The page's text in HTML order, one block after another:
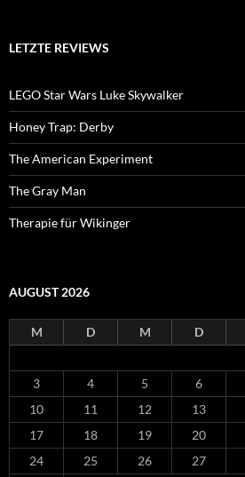
LETZTE REVIEWS
LEGO Star Wars Luke Skywalker
Honey Trap: Derby
The American Experiment
The Gray Man
Therapie für Wikinger
AUGUST 2026
M D M D
3
4 5 6
10
11 12 13
17
18 19 20
24
25 26 27